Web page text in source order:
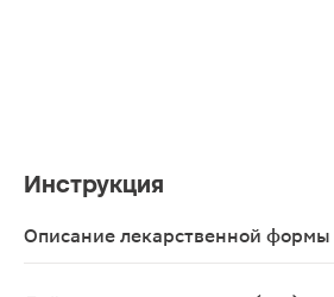
Инструкция
Описание лекарственной формы